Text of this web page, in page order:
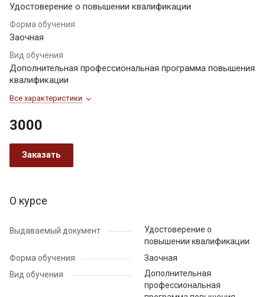
Удостоверение о повышении квалификации
Форма обучения
Заочная
Вид обучения
Дополнительная профессиональная программа повышения
квалификации
Все характеристики
3000
Заказать
О курсе
Выдаваемый документ
Удостоверение о
повышении квалификации
Форма обучения
Заочная
Вид обучения
Дополнительная
профессиональная